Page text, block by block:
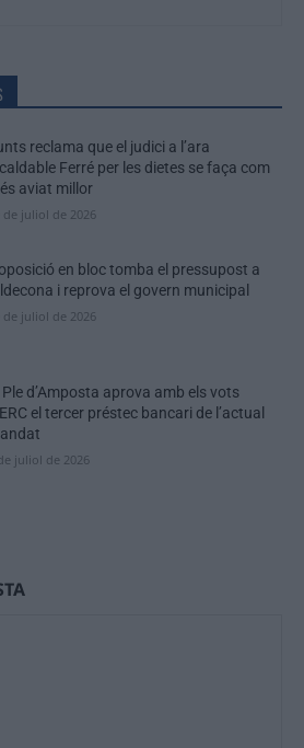
reclama que el judici a l’ara
Ferré per les dietes se faça com
aviat millor
de juliol de 2026
en bloc tomba el pressupost a
i reprova el govern municipal
de juliol de 2026
Ple d’Amposta aprova amb els vots
el tercer préstec bancari de l’actual
juliol de 2026